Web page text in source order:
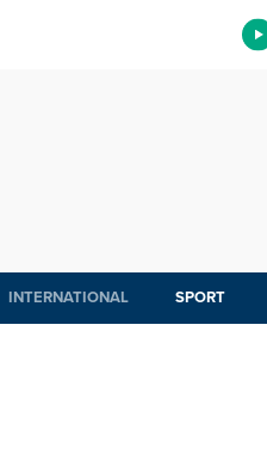
INTERNATIONAL SPORT